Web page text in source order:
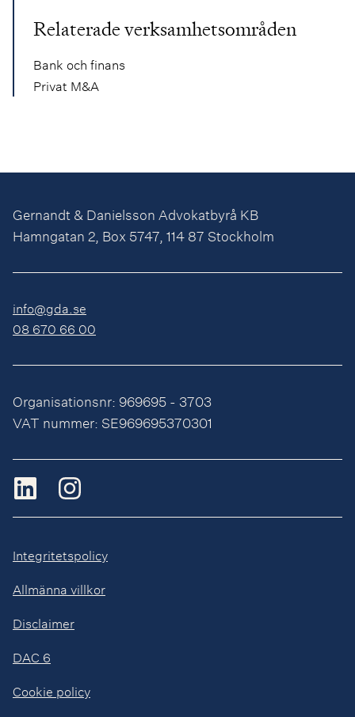
Relaterade verksamhetsområden
Bank och finans
Privat M&A
Gernandt & Danielsson Advokatbyrå KB
Hamngatan 2, Box 5747, 114 87 Stockholm
info@gda.se
08 670 66 00
Organisationsnr: 969695 - 3703
VAT nummer: SE969695370301
Integritetspolicy
Allmänna villkor
Disclaimer
DAC 6
Cookie policy